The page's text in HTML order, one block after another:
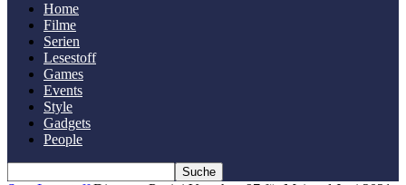
Home
Filme
Serien
Lesestoff
Games
Events
Style
Gadgets
People